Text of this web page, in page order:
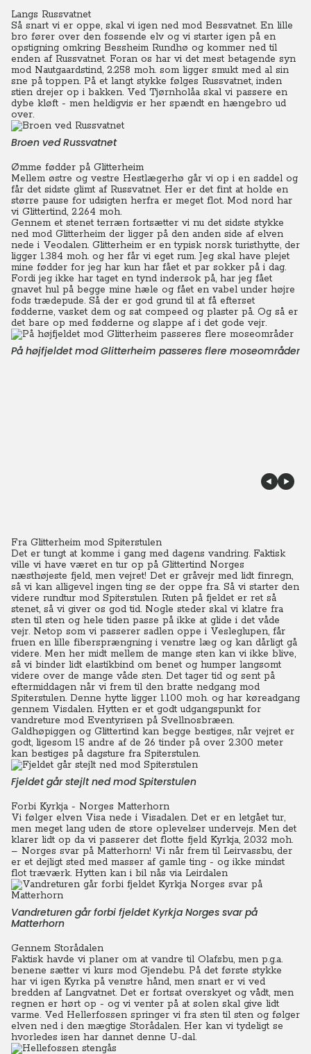
Langs Russvatnet
Så snart vi er oppe, skal vi igen ned mod Bessvatnet. En lille
bro fører over den fossende elv og vi starter igen på en
opstigning omkring Bessheim Rundhø og kommer ned til
enden af Russvatnet. Foran os har vi det mest betagende syn
mod Nautgaardstind, 2.258 moh. som ligger smukt med al sin
sne på toppen. På et langt stykke følges Russvatnet, inden
stien drejer op i bakken. Ved Tjørnholåa skal vi passere en
dybe kløft - men heldigvis er her spændt en hængebro ud
over.
Broen ved Russvatnet
Ømme fødder på Glitterheim
Mellem østre og vestre Hestlægerhø går vi op i en saddel og
får det sidste glimt af Russvatnet. Her er det fint at holde en
større pause for udsigten herfra er meget flot. Mod nord har
vi Glittertind, 2.264 moh.
Gennem et stenet terræn fortsætter vi nu det sidste stykke
ned mod Glitterheim der ligger på den anden side af elven
nede i Veodalen. Glitterheim er en typisk norsk turisthytte, der
ligger 1.384 moh. og her får vi eget rum. Jeg skal have plejet
mine fødder for jeg har kun har fået et par sokker på i dag.
Fordi jeg ikke har taget en tynd indersok på, har jeg fået
gnavet hul på begge mine hæle og fået en vabel under højre
fods trædepude. Så der er god grund til at få efterset
fødderne, vasket dem og sat compeed og plaster på. Og så er
det bare op med fødderne og slappe af i det gode vejr.
På højfjeldet mod Glitterheim passeres flere moseområder
Fra Glitterheim mod Spiterstulen
Det er tungt at komme i gang med dagens vandring. Faktisk
ville vi have været en tur op på Glittertind Norges
næsthøjeste fjeld, men vejret! Det er gråvejr med lidt finregn,
så vi kan alligevel ingen ting se der oppe fra. Så vi starter den
videre rundtur mod Spiterstulen. Ruten på fjeldet er ret så
stenet, så vi giver os god tid. Nogle steder skal vi klatre fra
sten til sten og hele tiden passe på ikke at glide i det våde
vejr. Netop som vi passerer sadlen oppe i Vesleglupen, får
fruen en lille fibersprængning i venstre læg og kan dårligt gå
videre. Men her midt mellem de mange sten kan vi ikke blive,
så vi binder lidt elastikbind om benet og humper langsomt
videre over de mange våde sten. Det tager tid og sent på
eftermiddagen når vi frem til den bratte nedgang mod
Spiterstulen. Denne hytte ligger 1.100 moh. og har køreadgang
gennem Visdalen. Hytten er et godt udgangspunkt for
vandreture mod Eventyrisen på Svellnosbræen.
Galdhøpiggen og Glittertind kan begge bestiges, når vejret er
godt, ligesom 15 andre af de 26 tinder på over 2.300 meter
kan bestiges på dagsture fra Spiterstulen.
Fjeldet går stejlt ned mod Spiterstulen
Forbi Kyrkja - Norges Matterhorn
Vi følger elven Visa nede i Visadalen. Det er en letgået tur,
men meget lang uden de store oplevelser undervejs. Men det
klarer lidt op da vi passerer det flotte fjeld Kyrkja, 2.032 moh.
– Norges svar på Matterhorn! Vi når frem til Leirvassbu, der
er et dejligt sted med masser af gamle ting - og ikke mindst
flot træværk. Hytten kan i bil nås via Leirdalen
Vandreturen går forbi fjeldet Kyrkja Norges svar på
Matterhorn
Gennem Storådalen
Faktisk havde vi planer om at vandre til Olafsbu, men p.g.a.
benene sætter vi kurs mod Gjendebu. På det første stykke
har vi igen Kyrka på venstre hånd, men snart er vi ved
bredden af Langvatnet. Det er fortsat overskyet og vådt, men
regnen er hørt op - og vi venter på at solen skal give lidt
varme. Ved Hellerfossen springer vi fra sten til sten og følger
elven ned i den mægtige Storådalen. Her kan vi tydeligt se
hvorledes isen har dannet denne U-dal.